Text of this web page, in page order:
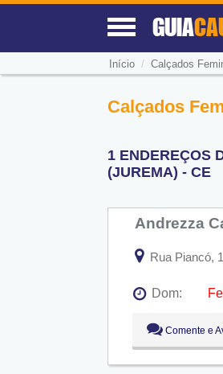
GUIA
Início / Calçados
Calçados
1 ENDEREÇOS
(JUREMA) - CE
Andrezza
Rua Piancó,
Dom:
Seg:
Ter:
09:00
Qua:
09:00
Qui:
09:00
Comente e